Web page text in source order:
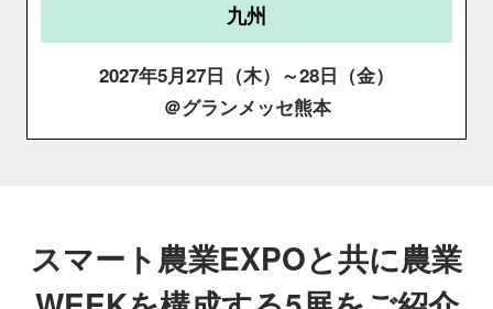
九州
2027年5月27日（木）～28日（金）
＠グランメッセ熊本
スマート農業EXPOと共に農業